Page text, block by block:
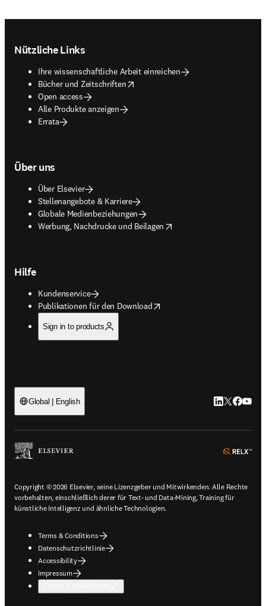
Nützliche Links
Ihre wissenschaftliche Arbeit einreichen
Bücher und Zeitschriften
opens in new tab/window
Open access
Alle Produkte anzeigen
Errata
Über uns
Über Elsevier
Stellenangebote & Karriere
Globale Medienbeziehungen
Werbung, Nachdrucke und Beilagen
opens in new tab/window
Hilfe
Kundenservice
Publikationen für den Download
opens in new tab/window
Sign in to products
Global | English LinkedIn
Twitter
Copyright © 2026 Elsevier, seine Lizenzgeber und Mitwirkenden. Alle Rechte
vorbehalten, einschließlich derer für Text- und Data-Mining, Training für
künstliche Intelligenz und ähnliche Technologien.
Terms & Conditions
Datenschutzrichtlinie
Accessibility
Impressum